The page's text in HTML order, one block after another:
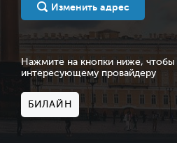
Изменить адрес
Нажмите на кнопки ниже, чтобы
интересующему провайдеру
БИЛАЙН